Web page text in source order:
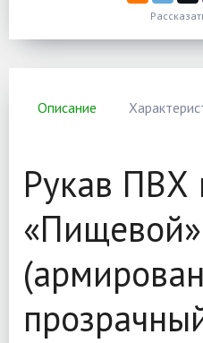
Описание
Рукав ПВХ